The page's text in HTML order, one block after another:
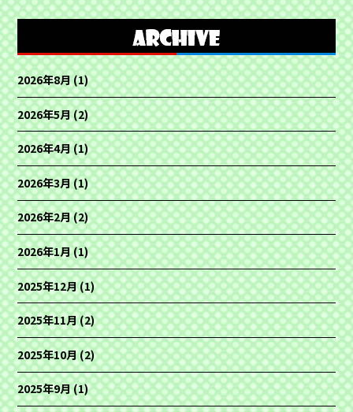
2026年8月(1)
2026年5月(2)
2026年4月(1)
2026年3月(1)
2026年2月(2)
2026年1月(1)
2025年12月(1)
2025年11月(2)
2025年10月(2)
2025年9月(1)